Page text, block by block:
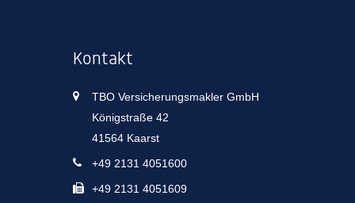
Kontakt
TBO Versicherungsmakler GmbH
Königstraße 42
41564 Kaarst
+49 2131 4051600
+49 2131 4051609